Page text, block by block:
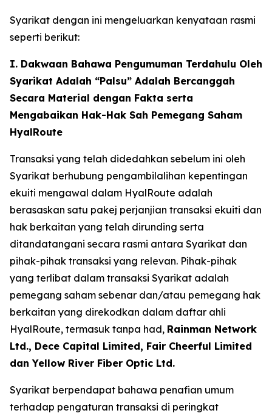
Syarikat dengan ini mengeluarkan kenyataan rasmi
seperti berikut:
I. Dakwaan Bahawa Pengumuman Terdahulu Oleh
Syarikat Adalah “Palsu” Adalah Bercanggah
Secara Material dengan Fakta serta
Mengabaikan Hak-Hak Sah Pemegang Saham
HyalRoute
Transaksi yang telah didedahkan sebelum ini oleh
Syarikat berhubung pengambilalihan kepentingan
ekuiti mengawal dalam HyalRoute adalah
berasaskan satu pakej perjanjian transaksi ekuiti dan
hak berkaitan yang telah dirunding serta
ditandatangani secara rasmi antara Syarikat dan
pihak-pihak transaksi yang relevan. Pihak-pihak
yang terlibat dalam transaksi Syarikat adalah
pemegang saham sebenar dan/atau pemegang hak
berkaitan yang direkodkan dalam daftar ahli
HyalRoute, termasuk tanpa had, Rainman Network
Ltd., Dece Capital Limited, Fair Cheerful Limited
dan Yellow River Fiber Optic Ltd.
Syarikat berpendapat bahawa penafian umum
terhadap pengaturan transaksi di peringkat